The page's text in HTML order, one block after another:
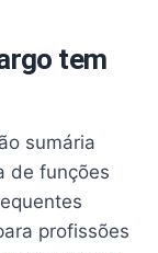
tem
sumária
de funções
profissões